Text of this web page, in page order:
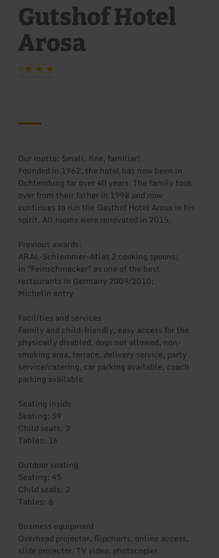
Gutshof Hotel
Arosa
G
Our motto: Small, fine, familiar!
Founded in 1962, the hotel has now been in
Ochtendung for over 40 years. The family took
over from their father in 1998 and now
continues to run the Gasthof Hotel Arosa in his
spirit. All rooms were renovated in 2015.
Previous awards:
ARAL-Schlemmer-Atlas 2 cooking spoons;
in "Feinschmecker" as one of the best
restaurants in Germany 2009/2010;
Michelin entry
Facilities and services
Family and child-friendly, easy access for the
physically disabled, dogs not allowed, non-
smoking area, terrace, delivery service, party
service/catering, car parking available, coach
parking available
Seating inside
Seating: 59
Child seats: 2
Tables: 16
Outdoor seating
Seating: 45
Child seats: 2
Tables: 6
Business equipment
Overhead projector, flipcharts, online access,
slide projector, TV video, photocopier